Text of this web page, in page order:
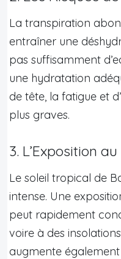
La transpiration
entraîner une
pas suffisamment
une hydratation
de tête, la fatigue et
plus graves.
3. L’Exposition
Le soleil tropical de
intense. Une
peut rapidement
voire à des
augmente